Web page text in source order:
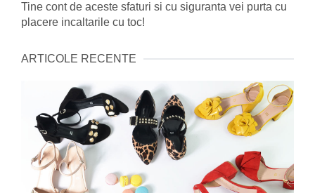
Tine cont de aceste sfaturi si cu siguranta vei purta cu
placere incaltarile cu toc!
ARTICOLE RECENTE